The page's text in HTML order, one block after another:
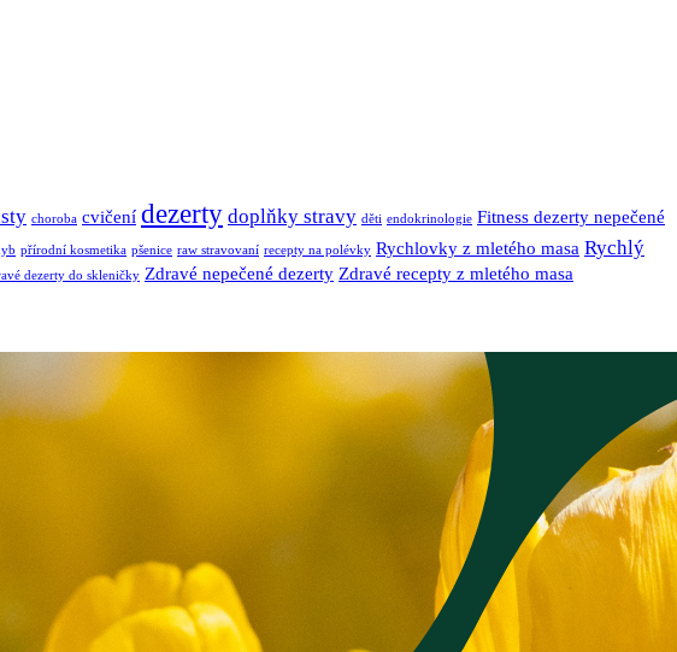
choroba cvičení dezerty doplňky stravy děti endokrinologie Fitness dezerty nepečené
přírodní kosmetika pšenice raw stravovaní recepty na polévky Rychlovky z mletého masa Rychlý
dezerty do skleničky Zdravé nepečené dezerty Zdravé recepty z mletého masa